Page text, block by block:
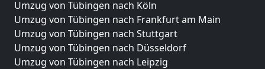
Umzug von Tübingen nach Köln
Umzug von Tübingen nach Frankfurt am Main
Umzug von Tübingen nach Stuttgart
Umzug von Tübingen nach Düsseldorf
Umzug von Tübingen nach Leipzig